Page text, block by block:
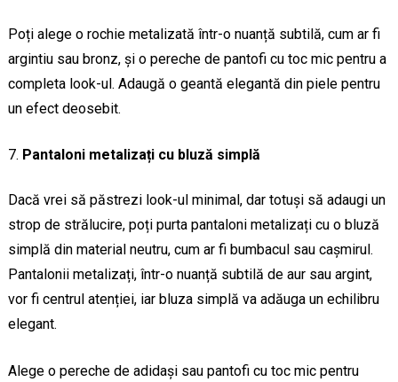
Poți alege o rochie metalizată într-o nuanță subtilă, cum ar fi
argintiu sau bronz, și o pereche de pantofi cu toc mic pentru a
completa look-ul. Adaugă o geantă elegantă din piele pentru
un efect deosebit.
Pantaloni metalizați cu bluză simplă
Dacă vrei să păstrezi look-ul minimal, dar totuși să adaugi un
strop de strălucire, poți purta pantaloni metalizați cu o bluză
simplă din material neutru, cum ar fi bumbacul sau cașmirul.
Pantalonii metalizați, într-o nuanță subtilă de aur sau argint,
vor fi centrul atenției, iar bluza simplă va adăuga un echilibru
elegant.
Alege o pereche de adidași sau pantofi cu toc mic pentru